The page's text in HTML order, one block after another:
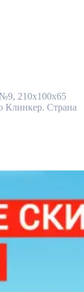
210x100x65
Клинкер. Страна